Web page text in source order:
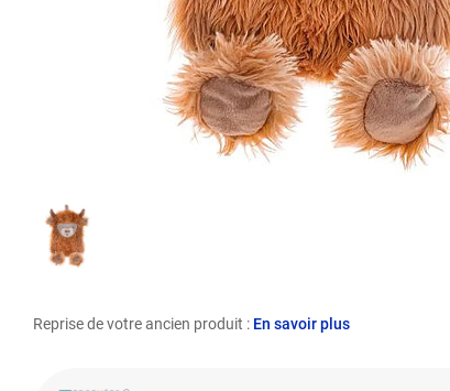
Reprise de votre ancien produit : En savoir plus